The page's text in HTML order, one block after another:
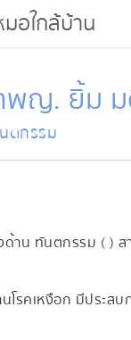
อใกล้บ้าน
พญ. ยิ้ม
ตกรรม
าน ทันตกรรม ( ) ส
โรคเหงือก มีประส